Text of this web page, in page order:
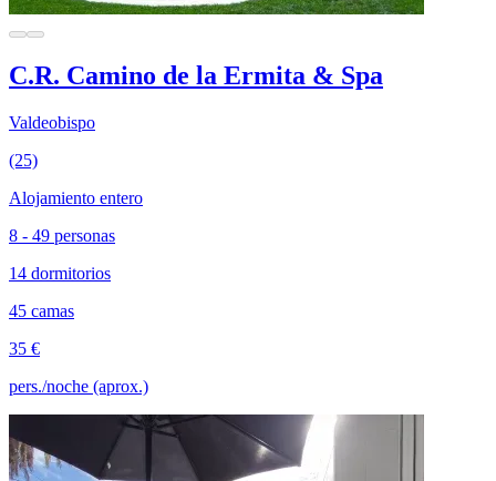
C.R. Camino de la Ermita & Spa
Valdeobispo
(25)
Alojamiento entero
8 - 49 personas
14 dormitorios
45 camas
35 €
pers./noche (aprox.)